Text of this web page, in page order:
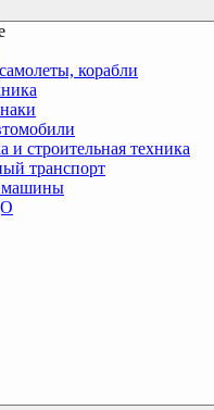
корабли
и строительная техника
транспорт
машины